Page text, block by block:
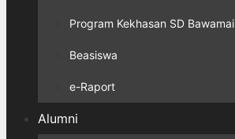
Program Kekhasan SD Bawamai
Beasiswa
e-Raport
Alumni